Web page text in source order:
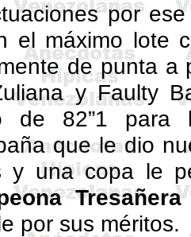
por
el máximo lote
de punta
yFaulty
de 82”1 para
que le dio
y una copa le
por sus méritos.